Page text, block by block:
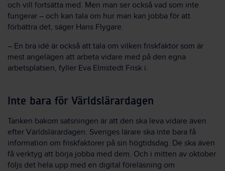
och vill fortsätta med. Men man ser också vad som inte
fungerar – och kan tala om hur man kan jobba för att
förbättra det, säger Hans Flygare.
– En bra idé är också att tala om vilken friskfaktor som är
mest angelägen att arbeta vidare med på den egna
arbetsplatsen, fyller Eva Elmstedt Frisk i.
Inte bara för Världslärardagen
Tanken bakom satsningen är att den ska leva vidare även
efter Världslärardagen. Sveriges lärare ska inte bara få
information om friskfaktorer på sin högtidsdag. De ska även
få verktyg att börja jobba med dem. Och i mitten av oktober
följs det hela upp med en digital föreläsning om